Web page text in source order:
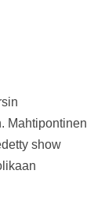
Mahtipontinen
show